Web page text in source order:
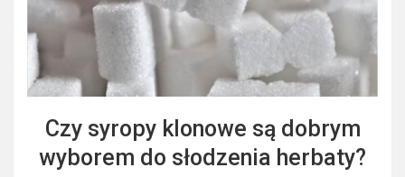
Czy syropy klonowe są dobrym
wyborem do słodzenia herbaty?